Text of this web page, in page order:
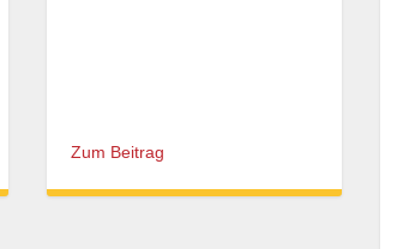
Zum Beitrag